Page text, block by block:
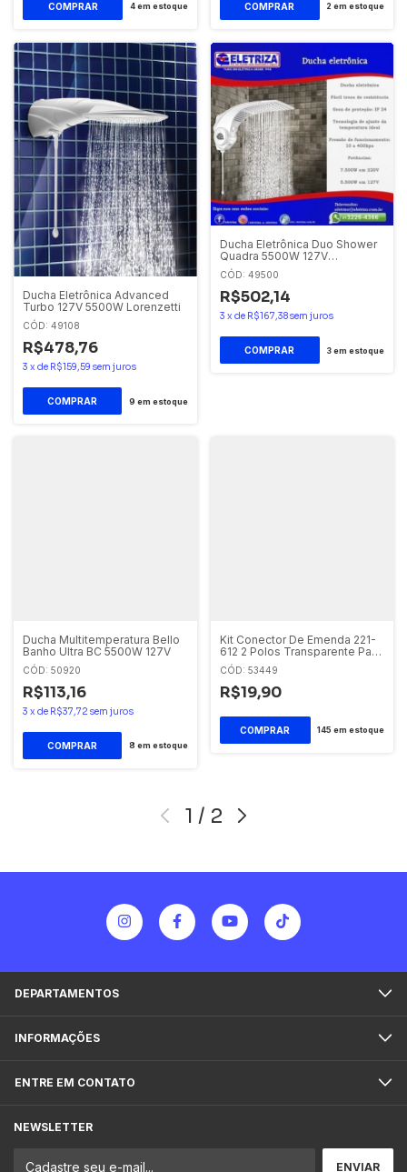
4em estoque 2 em estoque
Ducha Eletrônica Advanced
Turbo 127V 5500W Lorenzetti
CÓD: 49108
R$478,76
3 x de R$159,59 sem juros
COMPRAR 9 em estoque
Ducha Eletrônica Duo Shower
Quadra 5500W 127V
Lorenzetti
CÓD: 49500
R$502,14
3 x de R$167,38sem juros
3em estoque
Ducha Multitemperatura Bello
Banho Ultra BC 5500W 127V
CÓD: 50920
R$113,16
3 x de R$37,72 sem juros
8 em estoque
Kit Conector De Emenda 221-
612 2 Polos Transparente Para
Chuveiro Até 6mm Wago Kit
Cartela 3 Unidades
CÓD: 53449
R$19,90
145 em estoque
1 / 2
DEPARTAMENTOS
INFORMAÇÕES
ENTRE EM CONTATO
NEWSLETTER